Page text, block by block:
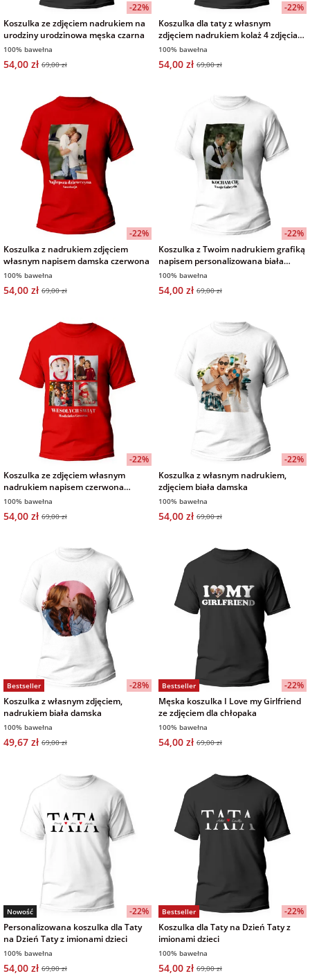
-22%
Koszulka ze zdjęciem nadrukiem na
urodziny urodzinowa męska czarna
100% bawełna
54,00 zł 69,00 zł
-22%
Koszulka dla taty z własnym
zdjęciem nadrukiem kolaż 4 zdjęcia
czarna męska na Dzień Ojca
100% bawełna
54,00 zł 69,00 zł
-22%
Koszulka z nadrukiem zdjęciem
własnym napisem damska czerwona
100% bawełna
54,00 zł 69,00 zł
-22%
Koszulka z Twoim nadrukiem grafiką
napisem personalizowana biała
damska
100% bawełna
54,00 zł 69,00 zł
-22%
Koszulka ze zdjęciem własnym
nadrukiem napisem czerwona
męska, Kolaż Zdjęć
100% bawełna
54,00 zł 69,00 zł
-22%
Koszulka z własnym nadrukiem,
zdjęciem biała damska
100% bawełna
54,00 zł 69,00 zł
Bestseller
-28%
Koszulka z własnym zdjęciem,
nadrukiem biała damska
100% bawełna
49,67 zł 69,00 zł
Bestseller
-22%
Męska koszulka I Love my Girlfriend
ze zdjęciem dla chłopaka
100% bawełna
54,00 zł 69,00 zł
Nowość
-22%
Personalizowana koszulka dla Taty
na Dzień Taty z imionami dzieci
100% bawełna
54,00 zł 69,00 zł
Bestseller
-22%
Koszulka dla Taty na Dzień Taty z
imionami dzieci
100% bawełna
54,00 zł 69,00 zł